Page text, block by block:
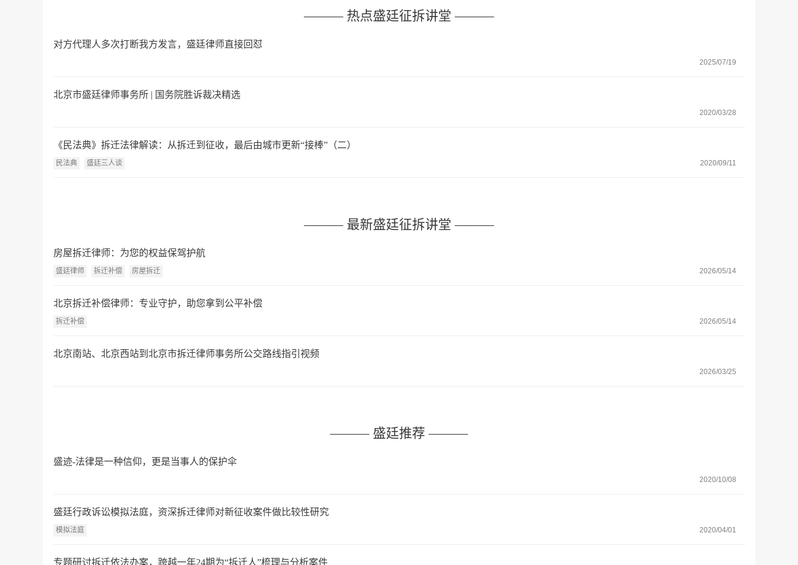
——— 热点盛廷征拆讲堂 ———
对方代理人多次打断我方发言，盛廷律师直接回怼
2025/07/19
北京市盛廷律师事务所 | 国务院胜诉裁决精选
2020/03/28
《民法典》拆迁法律解读：从拆迁到征收，最后由城市更新“接棒”（二）
民法典 盛廷三人谈 2020/09/11
——— 最新盛廷征拆讲堂 ———
房屋拆迁律师：为您的权益保驾护航
盛廷律师 拆迁补偿 房屋拆迁 2026/05/14
北京拆迁补偿律师：专业守护，助您拿到公平补偿
拆迁补偿 2026/05/14
北京南站、北京西站到北京市拆迁律师事务所公交路线指引视频
2026/03/25
——— 盛廷推荐 ———
盛迹-法律是一种信仰，更是当事人的保护伞
2020/10/08
盛廷行政诉讼模拟法庭，资深拆迁律师对新征收案件做比较性研究
模拟法庭 2020/04/01
专题研讨拆迁依法办案，跨越一年24期为“拆迁人”梳理与分析案件